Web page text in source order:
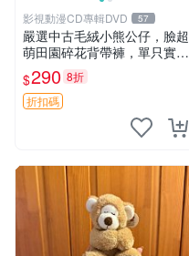
影視動漫CD專輯DVD 57
嚴選中古毛絨小熊公仔，臉超
萌田園碎花背帶褲，單只實拍
展示 中古、毛絨玩具、玩偶
$290 8折
折扣碼